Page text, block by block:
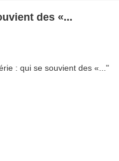
Guerre d'Algérie : qui se souvient des «...